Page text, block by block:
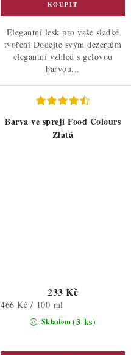
Elegantní lesk pro vaše sladké
tvoření Dodejte svým dezertům
elegantní vzhled s gelovou
barvou...
Barva ve spreji Food Colours
Zlatá
Skladem(3 ks)
233 Kč
Měrná
466 Kč / 100 ml